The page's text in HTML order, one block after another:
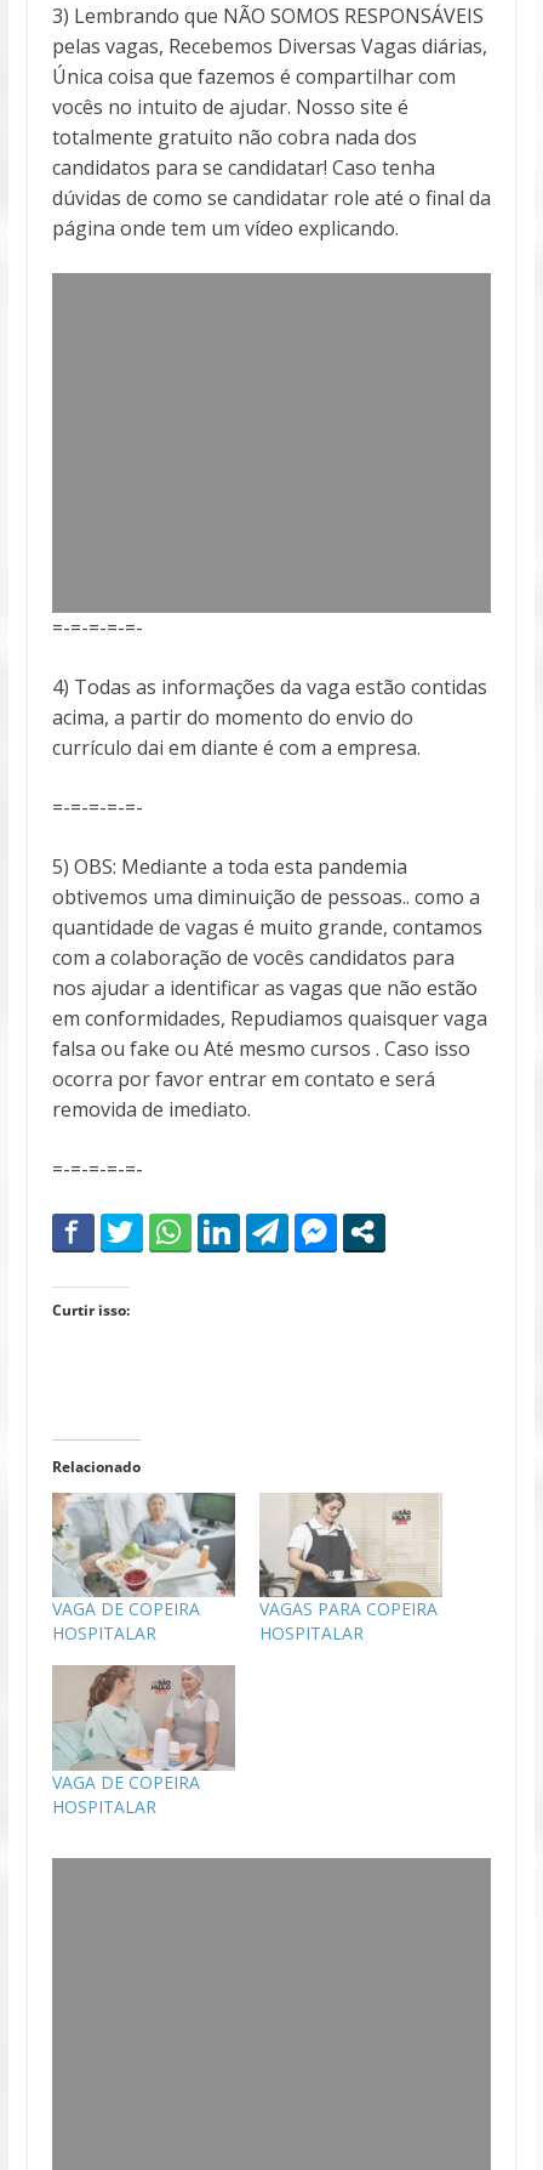
3) Lembrando que NÃO SOMOS RESPONSÁVEIS
pelas vagas, Recebemos Diversas Vagas diárias,
Única coisa que fazemos é compartilhar com
vocês no intuito de ajudar. Nosso site é
totalmente gratuito não cobra nada dos
candidatos para se candidatar! Caso tenha
dúvidas de como se candidatar role até o final da
página onde tem um vídeo explicando.
=-=-=-=-=-
4) Todas as informações da vaga estão contidas
acima, a partir do momento do envio do
currículo dai em diante é com a empresa.
=-=-=-=-=-
5) OBS: Mediante a toda esta pandemia
obtivemos uma diminuição de pessoas.. como a
quantidade de vagas é muito grande, contamos
com a colaboração de vocês candidatos para
nos ajudar a identificar as vagas que não estão
em conformidades, Repudiamos quaisquer vaga
falsa ou fake ou Até mesmo cursos . Caso isso
ocorra por favor entrar em contato e será
removida de imediato.
=-=-=-=-=-
Curtir isso:
Relacionado
VAGA DE COPEIRA
HOSPITALAR
VAGAS PARA COPEIRA
HOSPITALAR
VAGA DE COPEIRA
HOSPITALAR